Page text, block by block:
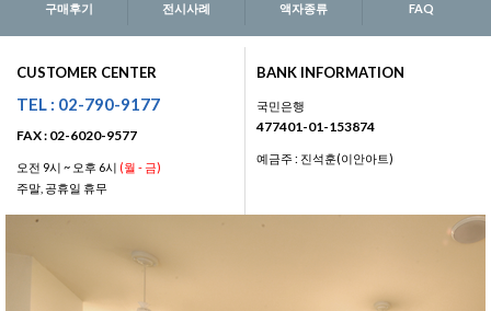
구매후기 전시사례 액자종류 FAQ
CUSTOMER CENTER
TEL : 02-790-9177
FAX : 02-6020-9577
오전 9시 ~ 오후 6시 (월 - 금)
주말, 공휴일 휴무
BANK INFORMATION
국민은행
477401-01-153874
예금주 : 진석훈(이안아트)